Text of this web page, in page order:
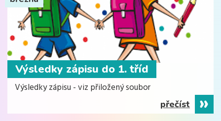
Výsledky zápisu do 1. tříd
Výsledky zápisu - viz přiložený soubor
přečíst